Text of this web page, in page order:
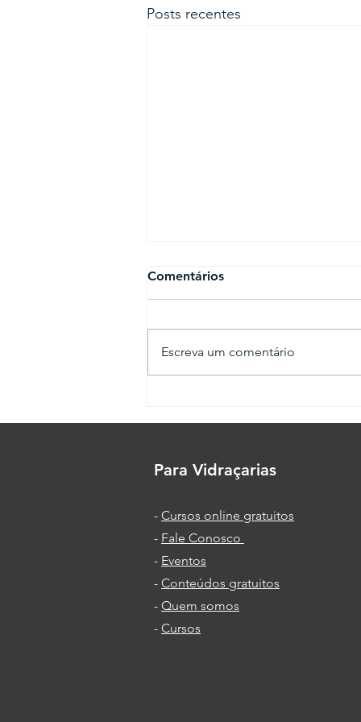
Posts recentes
Envidraçamento de Sacadas
Comentários
Escreva um comentário
Para Vidraçarias
- Cursos online gratuitos
- Fale Conosco
- Eventos
- Conteúdos gratuitos
- Quem somos
- Cursos